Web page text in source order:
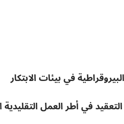
في بيئات الابتكار
في أطر العمل التقليدية